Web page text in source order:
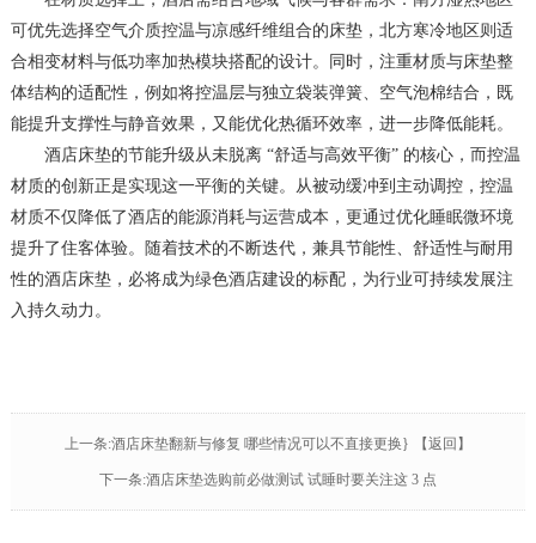
可优先选择空气介质控温与凉感纤维组合的床垫，北方寒冷地区则适
合相变材料与低功率加热模块搭配的设计。同时，注重材质与床垫整
体结构的适配性，例如将控温层与独立袋装弹簧、空气泡棉结合，既
能提升支撑性与静音效果，又能优化热循环效率，进一步降低能耗。
酒店床垫的节能升级从未脱离 “舒适与高效平衡” 的核心，而控温
材质的创新正是实现这一平衡的关键。从被动缓冲到主动调控，控温
材质不仅降低了酒店的能源消耗与运营成本，更通过优化睡眠微环境
提升了住客体验。随着技术的不断迭代，兼具节能性、舒适性与耐用
性的酒店床垫，必将成为绿色酒店建设的标配，为行业可持续发展注
入持久动力。
上一条:酒店床垫翻新与修复 哪些情况可以不直接更换} 【返回】
下一条:酒店床垫选购前必做测试 试睡时要关注这 3 点